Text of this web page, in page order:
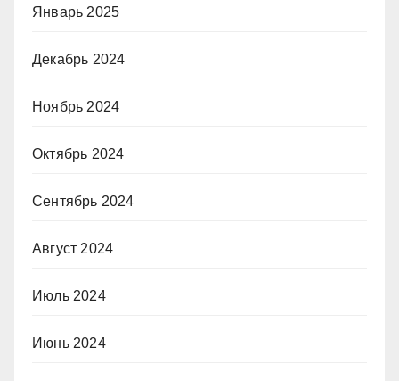
Январь 2025
Декабрь 2024
Ноябрь 2024
Октябрь 2024
Сентябрь 2024
Август 2024
Июль 2024
Июнь 2024